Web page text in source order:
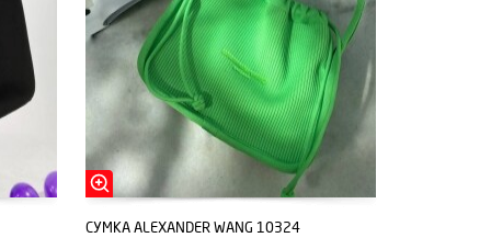
СУМКА ALEXANDER WANG 10324